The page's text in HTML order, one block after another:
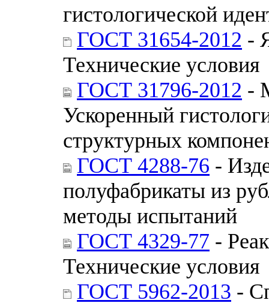
гистологической
ГОСТ 31654-2012 -
Технические условия
ГОСТ 31796-2012 -
Ускоренный
структурных
ГОСТ 4288-76 -
полуфабрикаты из
методы испытаний
ГОСТ 4329-77 -
Технические условия
ГОСТ 5962-2013 -